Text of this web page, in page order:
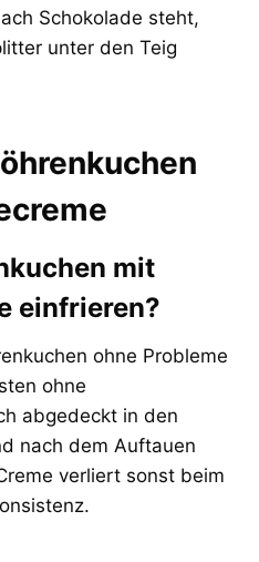
Schokolade steht,
unter den Teig
mit
einfrieren?
ohne Probleme
ohne
abgedeckt in den
nach dem Auftauen
verliert sonst beim